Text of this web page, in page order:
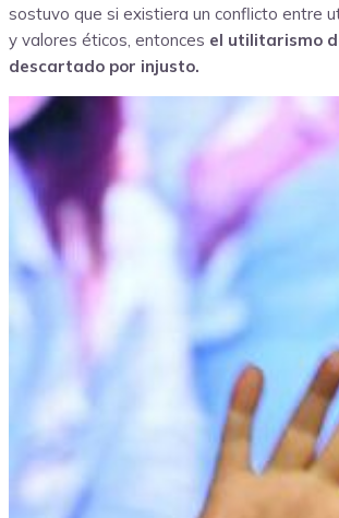
sostuvo que si existiera un conflicto entre
y valores éticos, entonces el utilitarismo
descartado por injusto.